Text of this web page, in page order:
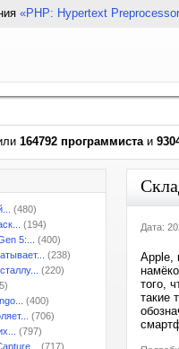
«PHP: Hypertext
164792 программистаи
(480)
(194)
5:...
(400)
(238)
(220)
(400)
(706)
(797)
(717)
Дата:
Apple,
того,
такие